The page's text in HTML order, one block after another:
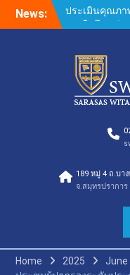
News:
กองอำนวยกา
ประเมินคุณภา
คุณภาพการศึก
ดำเนินการที่เ
การศึกษา
สถาบันการศึก
กองอำนวยกา
ประเมินคุณภ
คุณภาพการศึก
ดำเนินการที่เ
การศึกษา
สถาบันการศึก
กองอำนวยกา
ประเมินคุณภา
189 หมู่ 4 ถ.บา
จ.สมุทรปราการ
Home 2025 June